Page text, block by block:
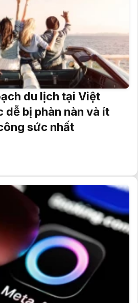
du lịch tại Việt
dễ bị phàn nàn và ít
sức nhất